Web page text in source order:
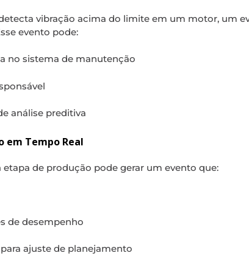
vibração acima do limite em um motor, um
evento pode:
no sistema de manutenção
análise preditiva
em Tempo Real
de produção pode gerar um evento que:
de desempenho
ajuste de planejamento